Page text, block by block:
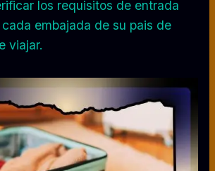
los requisitos de entrada
embajada de su pais de
viajar.